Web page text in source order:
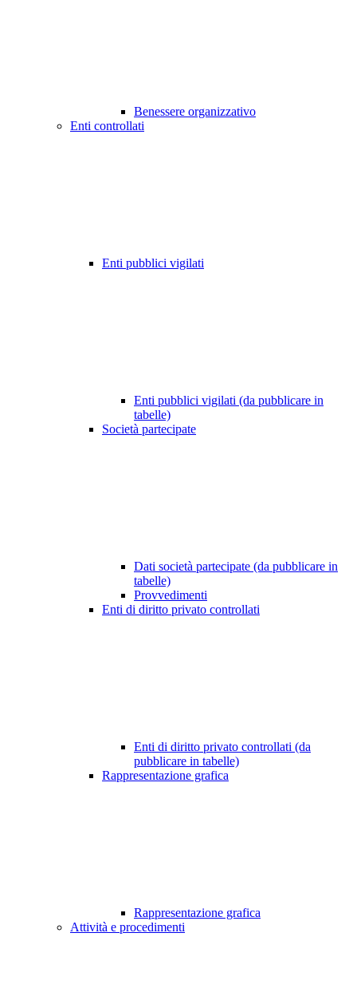
Benessere organizzativo
Enti controllati
Enti pubblici vigilati
Enti pubblici vigilati (da pubblicare in
tabelle)
Società partecipate
Dati società partecipate (da pubblicare in
tabelle)
Provvedimenti
Enti di diritto privato controllati
Enti di diritto privato controllati (da
pubblicare in tabelle)
Rappresentazione grafica
Rappresentazione grafica
Attività e procedimenti